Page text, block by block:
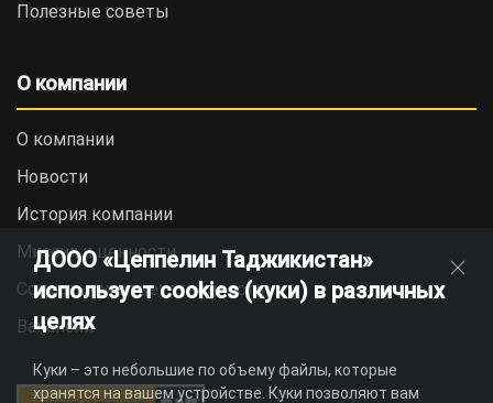
Полезные советы
О компании
О компании
Новости
История компании
Миссия и ценности
Социальная ответственность
Вакансии
ДООО «Цеппелин Таджикистан»
использует cookies (куки) в различных
целях
Куки – это небольшие по объему файлы, которые
хранятся на вашем устройстве. Куки позволяют вам